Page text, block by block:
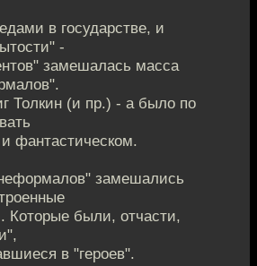
в государстве, и
-
замешалась масса
Толкин (и пр.) - а было по
фантастическом.
замешались
Которые были, отчасти,
в "героев".